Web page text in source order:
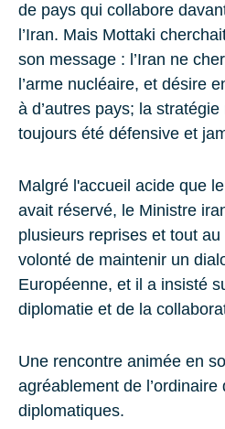
de pays qui collabore
l’Iran. Mais Mottaki
son message : l’Iran ne
l’arme nucléaire, et désire
à d’autres pays; la
toujours été défensive et
Malgré l'accueil acide que
avait réservé, le Ministre
plusieurs reprises et tout
volonté de maintenir un
Européenne, et il a insisté
diplomatie et de la
Une rencontre animée en
agréablement de l’ordinaire
diplomatiques.